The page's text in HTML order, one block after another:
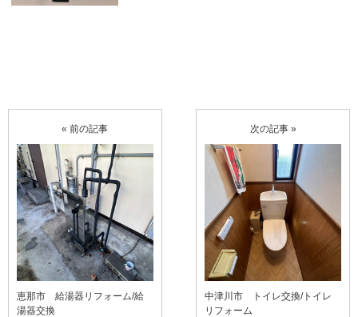
« 前の記事
恵那市 給湯器リフォーム/給
湯器交換
次の記事 »
中津川市 トイレ交換/トイレ
リフォーム